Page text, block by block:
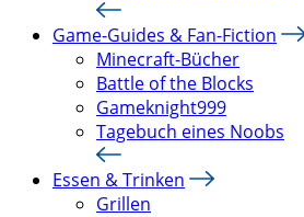
Game-Guides & Fan-Fiction
Minecraft-Bücher
Battle of the Blocks
Gameknight999
Tagebuch eines Noobs
Essen & Trinken
Grillen